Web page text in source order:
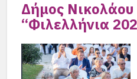
Δήμος
“Φιλελλήνια